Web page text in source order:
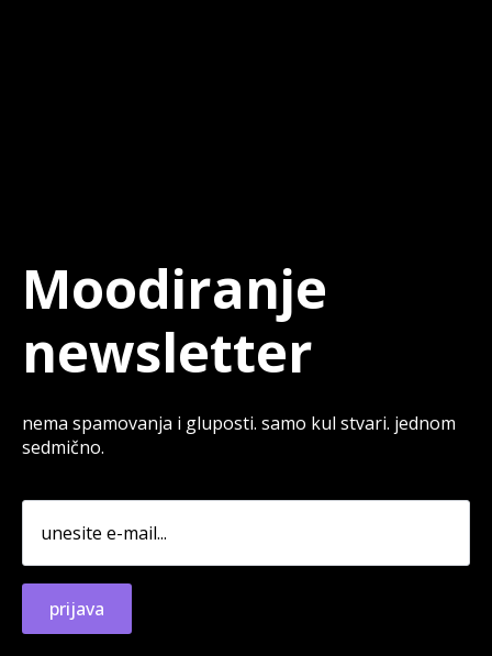
Moodiranje
newsletter
nema spamovanja i gluposti. samo kul stvari. jednom
sedmično.
prijava